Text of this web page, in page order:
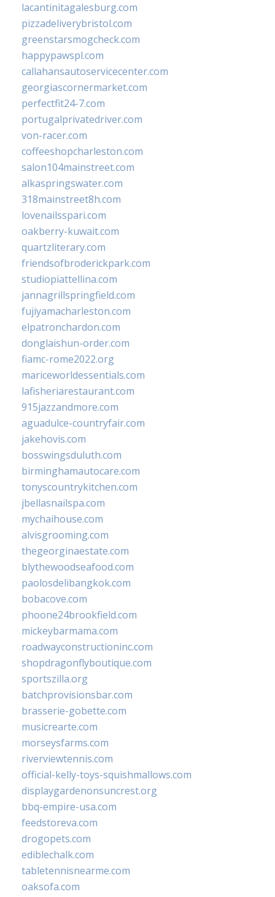
lacantinitagalesburg.com
pizzadeliverybristol.com
greenstarsmogcheck.com
happypawspl.com
callahansautoservicecenter.com
georgiascornermarket.com
perfectfit24-7.com
portugalprivatedriver.com
von-racer.com
coffeeshopcharleston.com
salon104mainstreet.com
alkaspringswater.com
318mainstreet8h.com
lovenailsspari.com
oakberry-kuwait.com
quartzliterary.com
friendsofbroderickpark.com
studiopiattellina.com
jannagrillspringfield.com
fujiyamacharleston.com
elpatronchardon.com
donglaishun-order.com
fiamc-rome2022.org
mariceworldessentials.com
lafisheriarestaurant.com
915jazzandmore.com
aguadulce-countryfair.com
jakehovis.com
bosswingsduluth.com
birminghamautocare.com
tonyscountrykitchen.com
jbellasnailspa.com
mychaihouse.com
alvisgrooming.com
thegeorginaestate.com
blythewoodseafood.com
paolosdelibangkok.com
bobacove.com
phoone24brookfield.com
mickeybarmama.com
roadwayconstructioninc.com
shopdragonflyboutique.com
sportszilla.org
batchprovisionsbar.com
brasserie-gobette.com
musicrearte.com
morseysfarms.com
riverviewtennis.com
official-kelly-toys-squishmallows.com
displaygardenonsuncrest.org
bbq-empire-usa.com
feedstoreva.com
drogopets.com
ediblechalk.com
tabletennisnearme.com
oaksofa.com